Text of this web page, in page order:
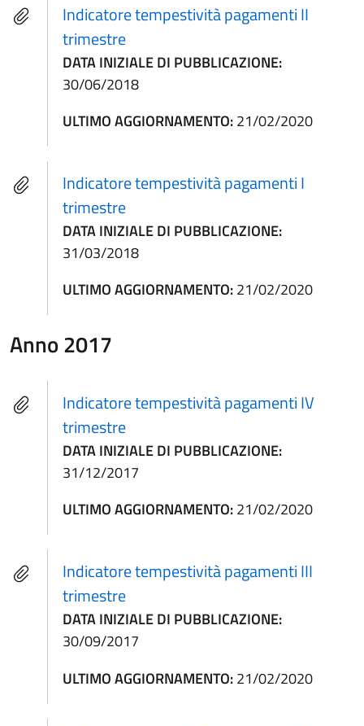
Indicatore tempestività pagamenti II
trimestre
DATA INIZIALE DI PUBBLICAZIONE:
30/06/2018
ULTIMO AGGIORNAMENTO:21/02/2020
Indicatore tempestività pagamenti I
trimestre
DATA INIZIALE DI PUBBLICAZIONE:
31/03/2018
ULTIMO AGGIORNAMENTO:21/02/2020
Anno 2017
Indicatore tempestività pagamenti IV
trimestre
DATA INIZIALE DI PUBBLICAZIONE:
31/12/2017
ULTIMO AGGIORNAMENTO:21/02/2020
Indicatore tempestività pagamenti III
trimestre
DATA INIZIALE DI PUBBLICAZIONE:
30/09/2017
ULTIMO AGGIORNAMENTO:21/02/2020